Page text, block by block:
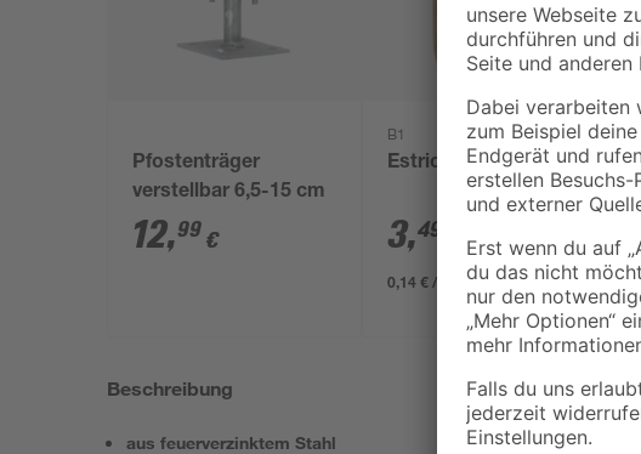
Pfostenträger
verstellbar 6,5-15 cm
12,99 €
B1
Estrichbeton 25 kg
3,49
0,14 € / Kilogramm
Beschreibung
aus feuerverzinktem Stahl